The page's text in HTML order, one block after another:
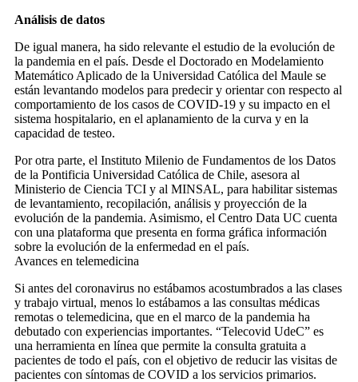
Análisis de datos
De igual manera, ha sido relevante el estudio de la evolución de
la pandemia en el país. Desde el Doctorado en Modelamiento
Matemático Aplicado de la Universidad Católica del Maule se
están levantando modelos para predecir y orientar con respecto al
comportamiento de los casos de COVID-19 y su impacto en el
sistema hospitalario, en el aplanamiento de la curva y en la
capacidad de testeo.
Por otra parte, el Instituto Milenio de Fundamentos de los Datos
de la Pontificia Universidad Católica de Chile, asesora al
Ministerio de Ciencia TCI y al MINSAL, para habilitar sistemas
de levantamiento, recopilación, análisis y proyección de la
evolución de la pandemia. Asimismo, el Centro Data UC cuenta
con una plataforma que presenta en forma gráfica información
sobre la evolución de la enfermedad en el país.
Avances en telemedicina
Si antes del coronavirus no estábamos acostumbrados a las clases
y trabajo virtual, menos lo estábamos a las consultas médicas
remotas o telemedicina, que en el marco de la pandemia ha
debutado con experiencias importantes. “Telecovid UdeC” es
una herramienta en línea que permite la consulta gratuita a
pacientes de todo el país, con el objetivo de reducir las visitas de
pacientes con síntomas de COVID a los servicios primarios.